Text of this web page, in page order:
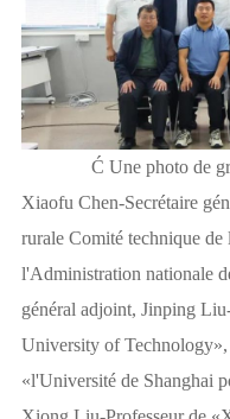
Ć Une photo de
Xiaofu Chen-Secrétaire
rurale Comité technique
l'Administration nationale
général adjoint, Jinping
University of
«l'Université de Shanghai